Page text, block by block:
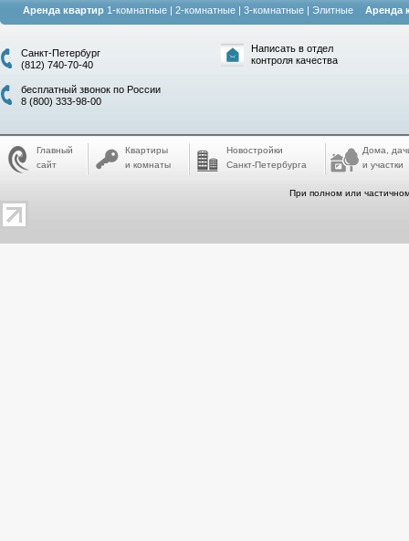
Аренда квартир 1-комнатные | 2-комнатные | 3-комнатные | Элитные Аренда
Санкт-Петербург
(812) 740-70-40
бесплатный звонок по России
8 (800) 333-98-00
Написать в отдел
контроля качества
Главный
сайт
Квартиры
и комнаты
Новостройки
Санкт-Петербурга
Дома,
и участки
При полном или